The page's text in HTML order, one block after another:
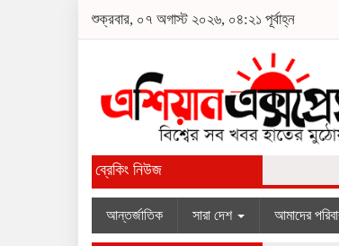
শুক্রবার, ০৭ অগাস্ট ২০২৬, ০৪:২১ পূর্বাহ্ন
ব্রেকিং নিউজ
আন্তর্জাতিক সারা দেশ আমাদের